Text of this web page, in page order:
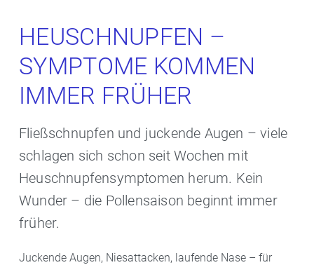
HEUSCHNUPFEN –
SYMPTOME KOMMEN
IMMER FRÜHER
Fließschnupfen und juckende Augen – viele
schlagen sich schon seit Wochen mit
Heuschnupfensymptomen herum. Kein
Wunder – die Pollensaison beginnt immer
früher.
Juckende Augen, Niesattacken, laufende Nase – für